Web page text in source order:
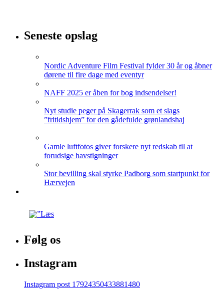
Seneste opslag
Nordic Adventure Film Festival fylder 30 år og åbner
dørene til fire dage med eventyr
NAFF 2025 er åben for bog indsendelser!
Nyt studie peger på Skagerrak som et slags
”fritidshjem” for den gådefulde grønlandshaj
Gamle luftfotos giver forskere nyt redskab til at
forudsige havstigninger
Stor bevilling skal styrke Padborg som startpunkt for
Hærvejen
Følg os
Instagram
Instagram post 17924350433881480